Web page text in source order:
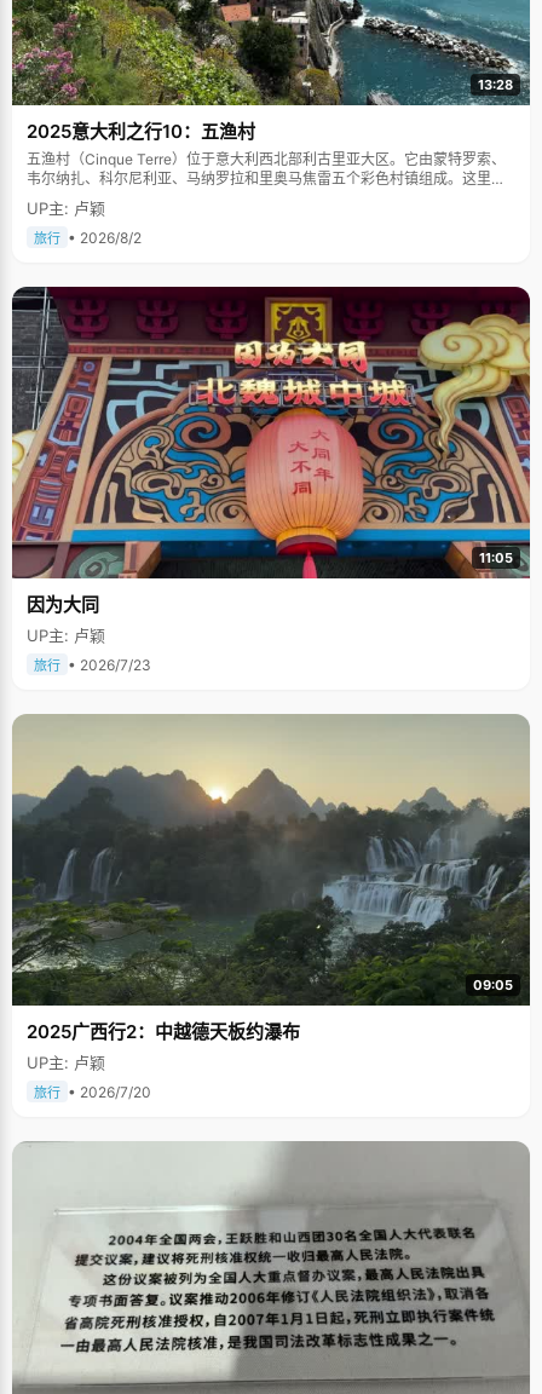
13:28
2025意大利之行10：五渔村
五渔村（Cinque Terre）位于意大利西北部利古里亚大区。它由蒙特罗索、
韦尔纳扎、科尔尼利亚、马纳罗拉和里奥马焦雷五个彩色村镇组成。这里依
山傍海，房屋色彩斑斓，1997年被列为世界文化遗产。
UP主: 卢颖
旅行 • 2026/8/2
11:05
因为大同
UP主: 卢颖
旅行 • 2026/7/23
09:05
2025广西行2：中越德天板约瀑布
UP主: 卢颖
旅行 • 2026/7/20